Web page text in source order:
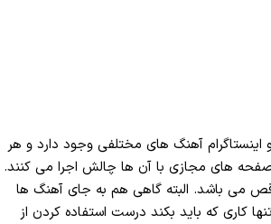
آهنگ های مختلفی وجود دارد و هر
های مجازی با آن ها چالش اجرا می کنند.
می باشد. البته گاهی هم به جای آهنگ ها
کاری که باید بکند درست استفاده کردن از